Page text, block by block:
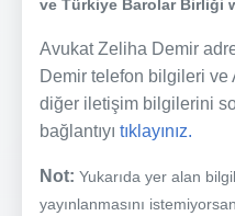
ve Türkiye Barolar Birliği
Avukat Zeliha Demir
Demir telefon bilgileri ve
diğer iletişim bilgilerini
bağlantıyı tıklayınız.
Not: Yukarıda yer alan
yayınlanmasını